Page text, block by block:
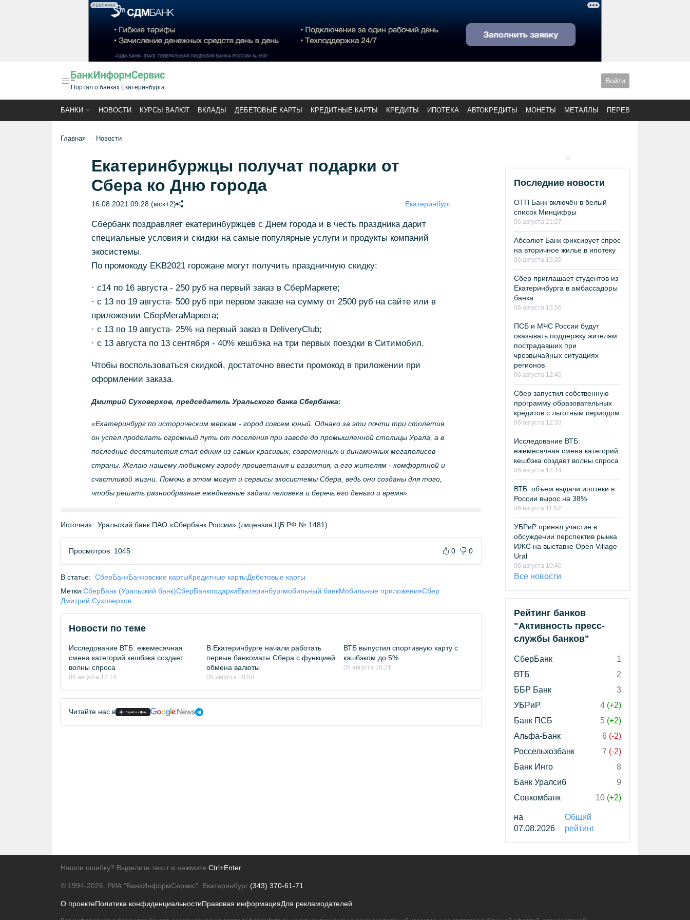
РЕКЛАМА
Портал о банках Екатеринбурга
Войти
БАНКИ НОВОСТИ КУРСЫ ВАЛЮТ ВКЛАДЫ ДЕБЕТОВЫЕ КАРТЫ КРЕДИТНЫЕ КАРТЫ КРЕДИТЫ ИПОТЕКА АВТОКРЕДИТЫ МОНЕТЫ МЕТАЛЛЫ ПЕРЕВОДЫ
Главная Новости
Екатеринбуржцы получат подарки от
Сбера ко Дню города
16.08.2021 09:28 (мск+2) Екатеринбург
Сбербанк поздравляет екатеринбуржцев с Днем города и в честь праздника дарит
специальные условия и скидки на самые популярные услуги и продукты компаний
экосистемы.
По промокоду EKB2021 горожане могут получить праздничную скидку:
· с14 по 16 августа - 250 руб на первый заказ в СберМаркете;
· с 13 по 19 августа- 500 руб при первом заказе на сумму от 2500 руб на сайте или в
приложении СберМегаМаркета;
· с 13 по 19 августа- 25% на первый заказ в DeliveryClub;
· с 13 августа по 13 сентября - 40% кешбэка на три первых поездки в Ситимобил.
Чтобы воспользоваться скидкой, достаточно ввести промокод в приложении при
оформлении заказа.
Дмитрий Суховерхов, председатель Уральского банка Сбербанка:
«Екатеринбург по историческим меркам - город совсем юный. Однако за эти почти три столетия
он успел проделать огромный путь от поселения при заводе до промышленной столицы Урала, а в
последние десятилетия стал одним из самых красивых, современных и динамичных мегаполисов
страны. Желаю нашему любимому городу процветания и развития, а его жителям - комфортной и
счастливой жизни. Помочь в этом могут и сервисы экосистемы Сбера, ведь они созданы для того,
чтобы решать разнообразные ежедневные задачи человека и беречь его деньги и время».
Источник: Уральский банк ПАО «Сбербанк России» (лицензия ЦБ РФ № 1481)
Просмотров: 1045 0 0
В статье: СберБанкБанковские картыКредитные картыДебетовые карты
Метки:СберБанк (Уральский банк)СберБанкподаркиЕкатеринбургмобильный банкМобильные приложенияСбер
Дмитрий Суховерхов
Новости по теме
Исследование ВТБ: ежемесячная
смена категорий кешбэка создает
волны спроса
06 августа 12:14
В Екатеринбурге начали работать
первые банкоматы Сбера с функцией
обмена валюты
05 августа 10:50
ВТБ выпустил спортивную карту с
кэшбэком до 5%
05 августа 10:21
Читайте нас в
Последние новости
ОТП Банк включён в белый
список Минцифры
06 августа 21:27
Абсолют Банк фиксирует спрос
на вторичное жилье в ипотеку
06 августа 16:20
Сбер приглашает студентов из
Екатеринбурга в амбассадоры
банка
06 августа 15:56
ПСБ и МЧС России будут
оказывать поддержку жителям
пострадавших при
чрезвычайных ситуациях
регионов
06 августа 12:40
Сбер запустил собственную
программу образовательных
кредитов с льготным периодом
06 августа 12:33
Исследование ВТБ:
ежемесячная смена категорий
кешбэка создает волны спроса
06 августа 12:14
ВТБ: объем выдачи ипотеки в
России вырос на 38%
06 августа 11:52
УБРиР принял участие в
обсуждении перспектив рынка
ИЖС на выставке Open Village
Ural
06 августа 10:40
Все новости
Рейтинг банков
"Активность пресс-
службы банков"
СберБанк
1
ВТБ
2
ББР Банк
3
УБРиР
4 (+2)
Банк ПСБ
5 (+2)
Альфа-Банк
6 (-2)
Россельхозбанк
7 (-2)
Банк Инго
8
Банк Уралсиб
9
Совкомбанк
10 (+2)
на
07.08.2026
Общий
рейтинг
Нашли ошибку? Выделите текст и нажмите Ctrl+Enter
© 1994-2026. РИА "БанкИнформСервис". Екатеринбург (343) 370-61-71
О проектеПолитика конфиденциальностиПравовая информацияДля рекламодателей